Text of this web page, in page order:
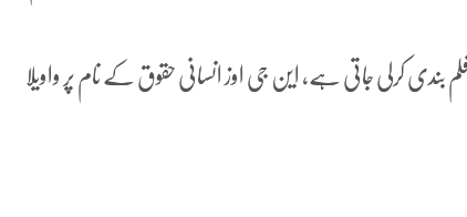
کرلی جاتی ہے، این جی اوز انسانی حقوق کے نام پر واویلا